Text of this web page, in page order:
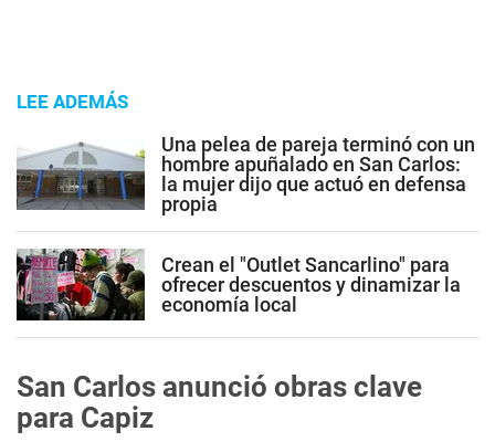
LEE ADEMÁS
Una pelea de pareja terminó con un
hombre apuñalado en San Carlos:
la mujer dijo que actuó en defensa
propia
Crean el "Outlet Sancarlino" para
ofrecer descuentos y dinamizar la
economía local
San Carlos anunció obras clave
para Capiz